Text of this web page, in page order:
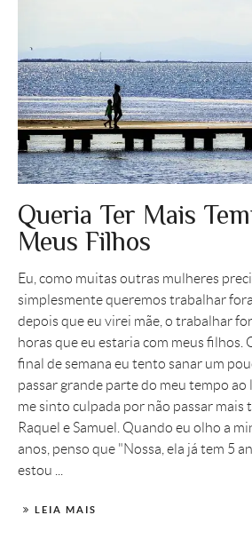
Queria Ter Mais
Meus Filhos
Eu, como muitas outras mulheres
simplesmente queremos trabalhar
depois que eu virei mãe, o trabalhar
horas que eu estaria com meus filhos.
final de semana eu tento sanar um
passar grande parte do meu tempo ao
me sinto culpada por não passar mais
Raquel e Samuel. Quando eu olho a
anos, penso que "Nossa, ela já tem 5
estou ...
LEIA MAIS